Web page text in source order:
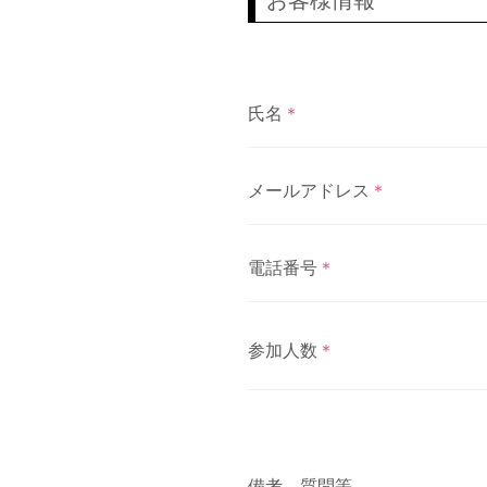
氏名 ＊
メールアドレス ＊
電話番号 ＊
参加人数 ＊